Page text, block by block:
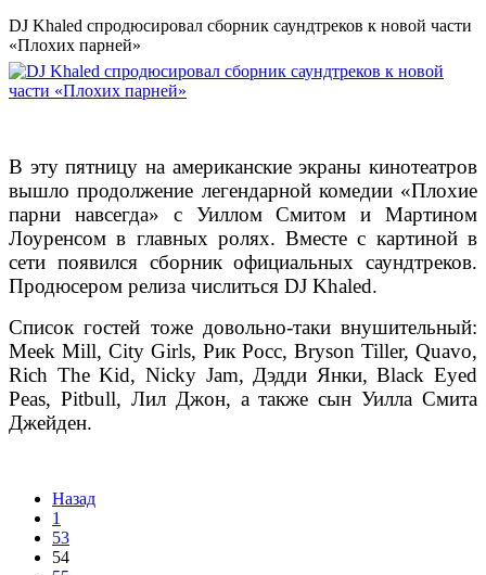
DJ Khaled спродюсировал сборник саундтреков к новой части
«Плохих парней»
В эту пятницу на американские экраны кинотеатров
вышло продолжение легендарной комедии «Плохие
парни навсегда» с Уиллом Смитом и Мартином
Лоуренсом в главных ролях. Вместе с картиной в
сети появился сборник официальных саундтреков.
Продюсером релиза числиться DJ Khaled.
Список гостей тоже довольно-таки внушительный:
Meek Mill, City Girls, Рик Росс, Bryson Tiller, Quavo,
Rich The Kid, Nicky Jam, Дэдди Янки, Black Eyed
Peas, Pitbull, Лил Джон, а также сын Уилла Смита
Джейден.
Назад
1
53
54